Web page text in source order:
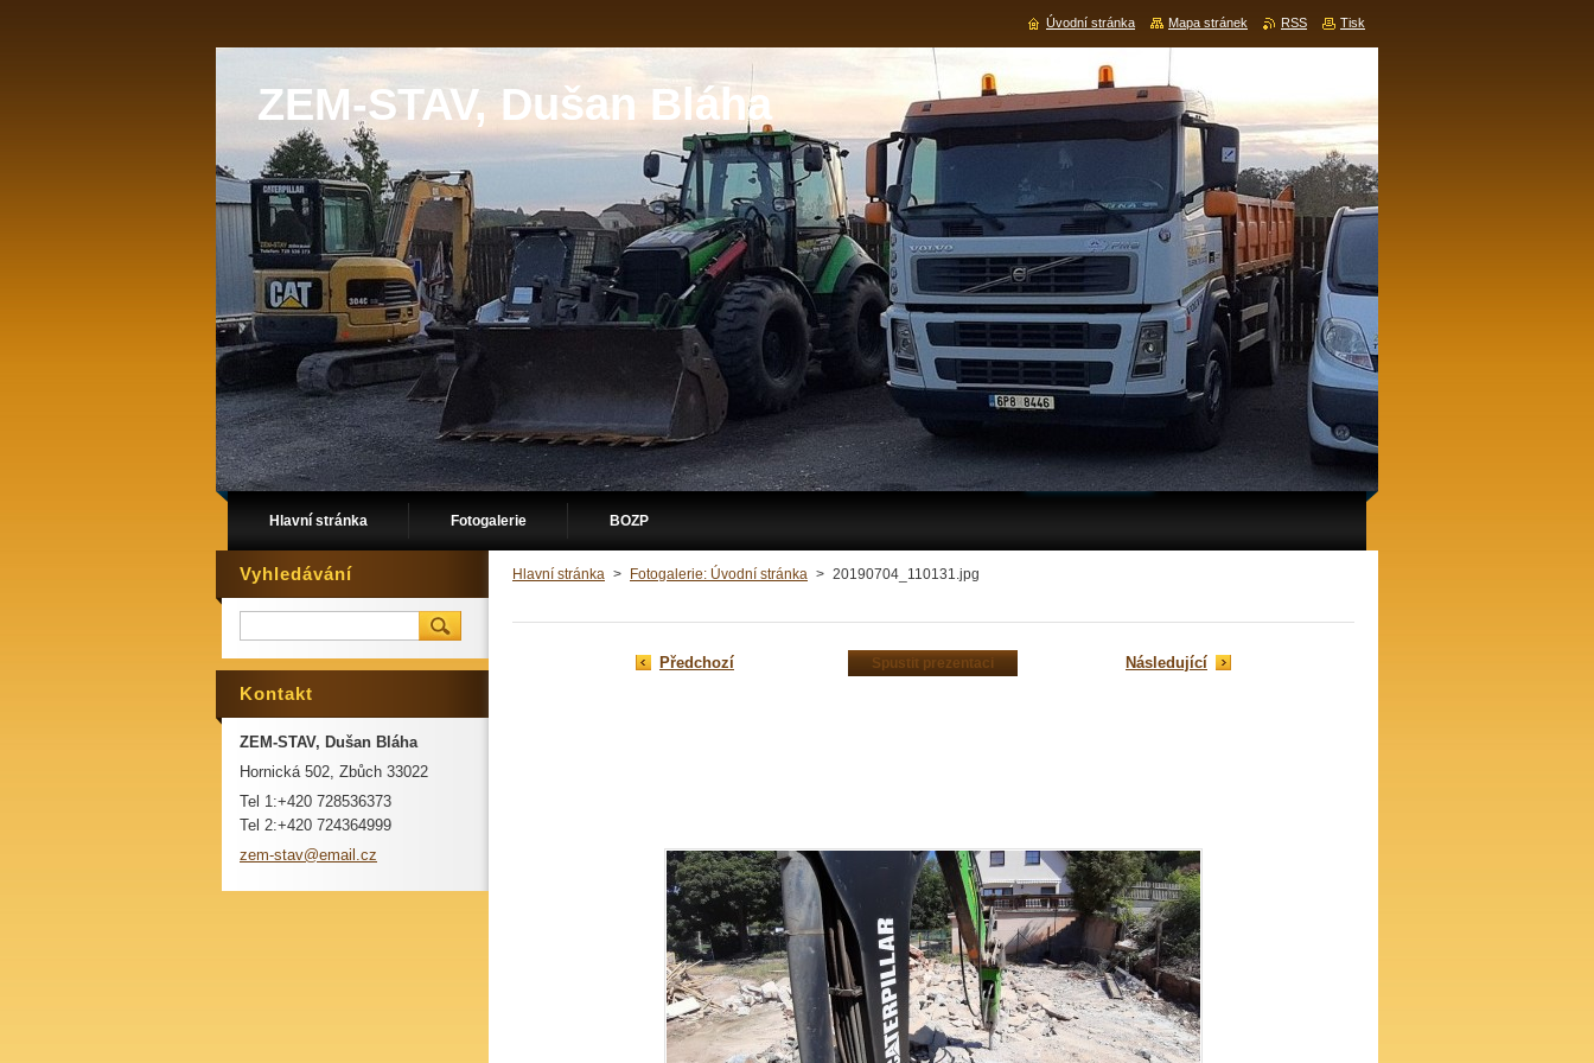
ZEM-STAV, Dušan Bláha
Hlavní stránka Fotogalerie BOZP
Hlavní stránka > Fotogalerie: Úvodní stránka > 20190704_110131.jpg
Předchozí Spustit prezentaci Následující
Vyhledávání
Kontakt
ZEM-STAV, Dušan Bláha
Hornická 502, Zbůch 33022
Tel 1:+420 728536373
Tel 2:+420 724364999
zem-stav@email.cz
Úvodní stránka Mapa stránek RSS Tisk